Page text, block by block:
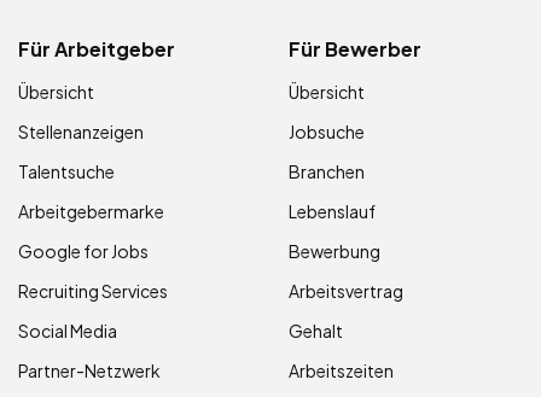
Für Arbeitgeber
Übersicht
Stellenanzeigen
Talentsuche
Arbeitgebermarke
Google for Jobs
Recruiting Services
Social Media
Partner-Netzwerk
Für Bewerber
Übersicht
Jobsuche
Branchen
Lebenslauf
Bewerbung
Arbeitsvertrag
Gehalt
Arbeitszeiten